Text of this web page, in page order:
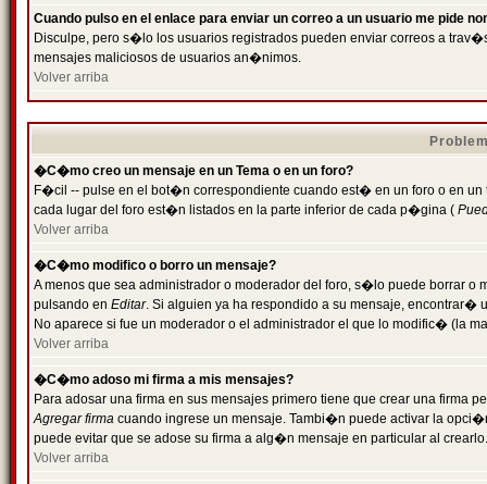
Cuando pulso en el enlace para enviar un correo a un usuario me pide
Disculpe, pero s�lo los usuarios registrados pueden enviar correos a
mensajes maliciosos de usuarios an�nimos.
Volver arriba
�C�mo creo un mensaje en un Tema o en un foro?
F�cil -- pulse en el bot�n correspondiente cuando est� en un foro o en
cada lugar del foro est�n listados en la parte inferior de cada p�gina (
Volver arriba
�C�mo modifico o borro un mensaje?
A menos que sea administrador o moderador del foro, s�lo puede borrar o
pulsando en Editar. Si alguien ya ha respondido a su mensaje, encontrar�
No aparece si fue un moderador o el administrador el que lo modific� (la
Volver arriba
�C�mo adoso mi firma a mis mensajes?
Para adosar una firma en sus mensajes primero tiene que crear una firma
Agregar firma cuando ingrese un mensaje. Tambi�n puede activar la
puede evitar que se adose su firma a alg�n mensaje en particular al crearlo.
Volver arriba